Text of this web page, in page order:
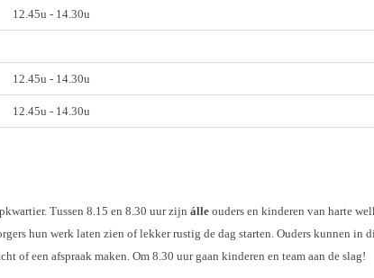
12.45u - 14.30u
12.45u - 14.30u
12.45u - 14.30u
Tussen 8.15 en 8.30 uur zijn álle ouders en kinderen van harte
hun werk laten zien of lekker rustig de dag starten. Ouders kunnen in
of een afspraak maken. Om 8.30 uur gaan kinderen en team aan de slag!